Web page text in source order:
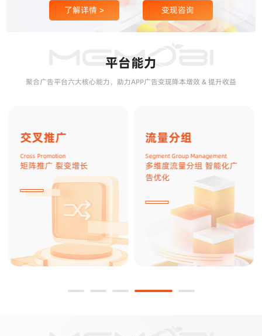
了解详情 > 变现咨询
平台能力
聚合广告平台六大核心能力，助力APP广告变现降本增效 & 提升收益
交叉推广
Cross Promotion
矩阵推广 裂变增长
流量分组
Segment Group Management
多维度流量分组 智能化广
告优化